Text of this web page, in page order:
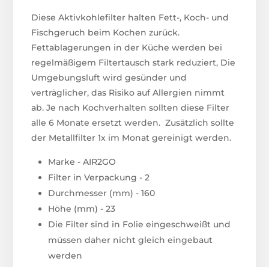
Diese Aktivkohlefilter halten Fett-, Koch- und
Fischgeruch beim Kochen zurück.
Fettablagerungen in der Küche werden bei
regelmäßigem Filtertausch stark reduziert, Die
Umgebungsluft wird gesünder und
verträglicher, das Risiko auf Allergien nimmt
ab. Je nach Kochverhalten sollten diese Filter
alle 6 Monate ersetzt werden. Zusätzlich sollte
der Metallfilter 1x im Monat gereinigt werden.
Marke - AIR2GO
Filter in Verpackung - 2
Durchmesser (mm) - 160
Höhe (mm) - 23
Die Filter sind in Folie eingeschweißt und
müssen daher nicht gleich eingebaut
werden